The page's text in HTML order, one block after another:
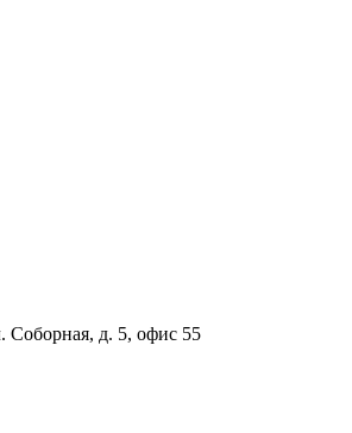
Соборная, д. 5, офис 55